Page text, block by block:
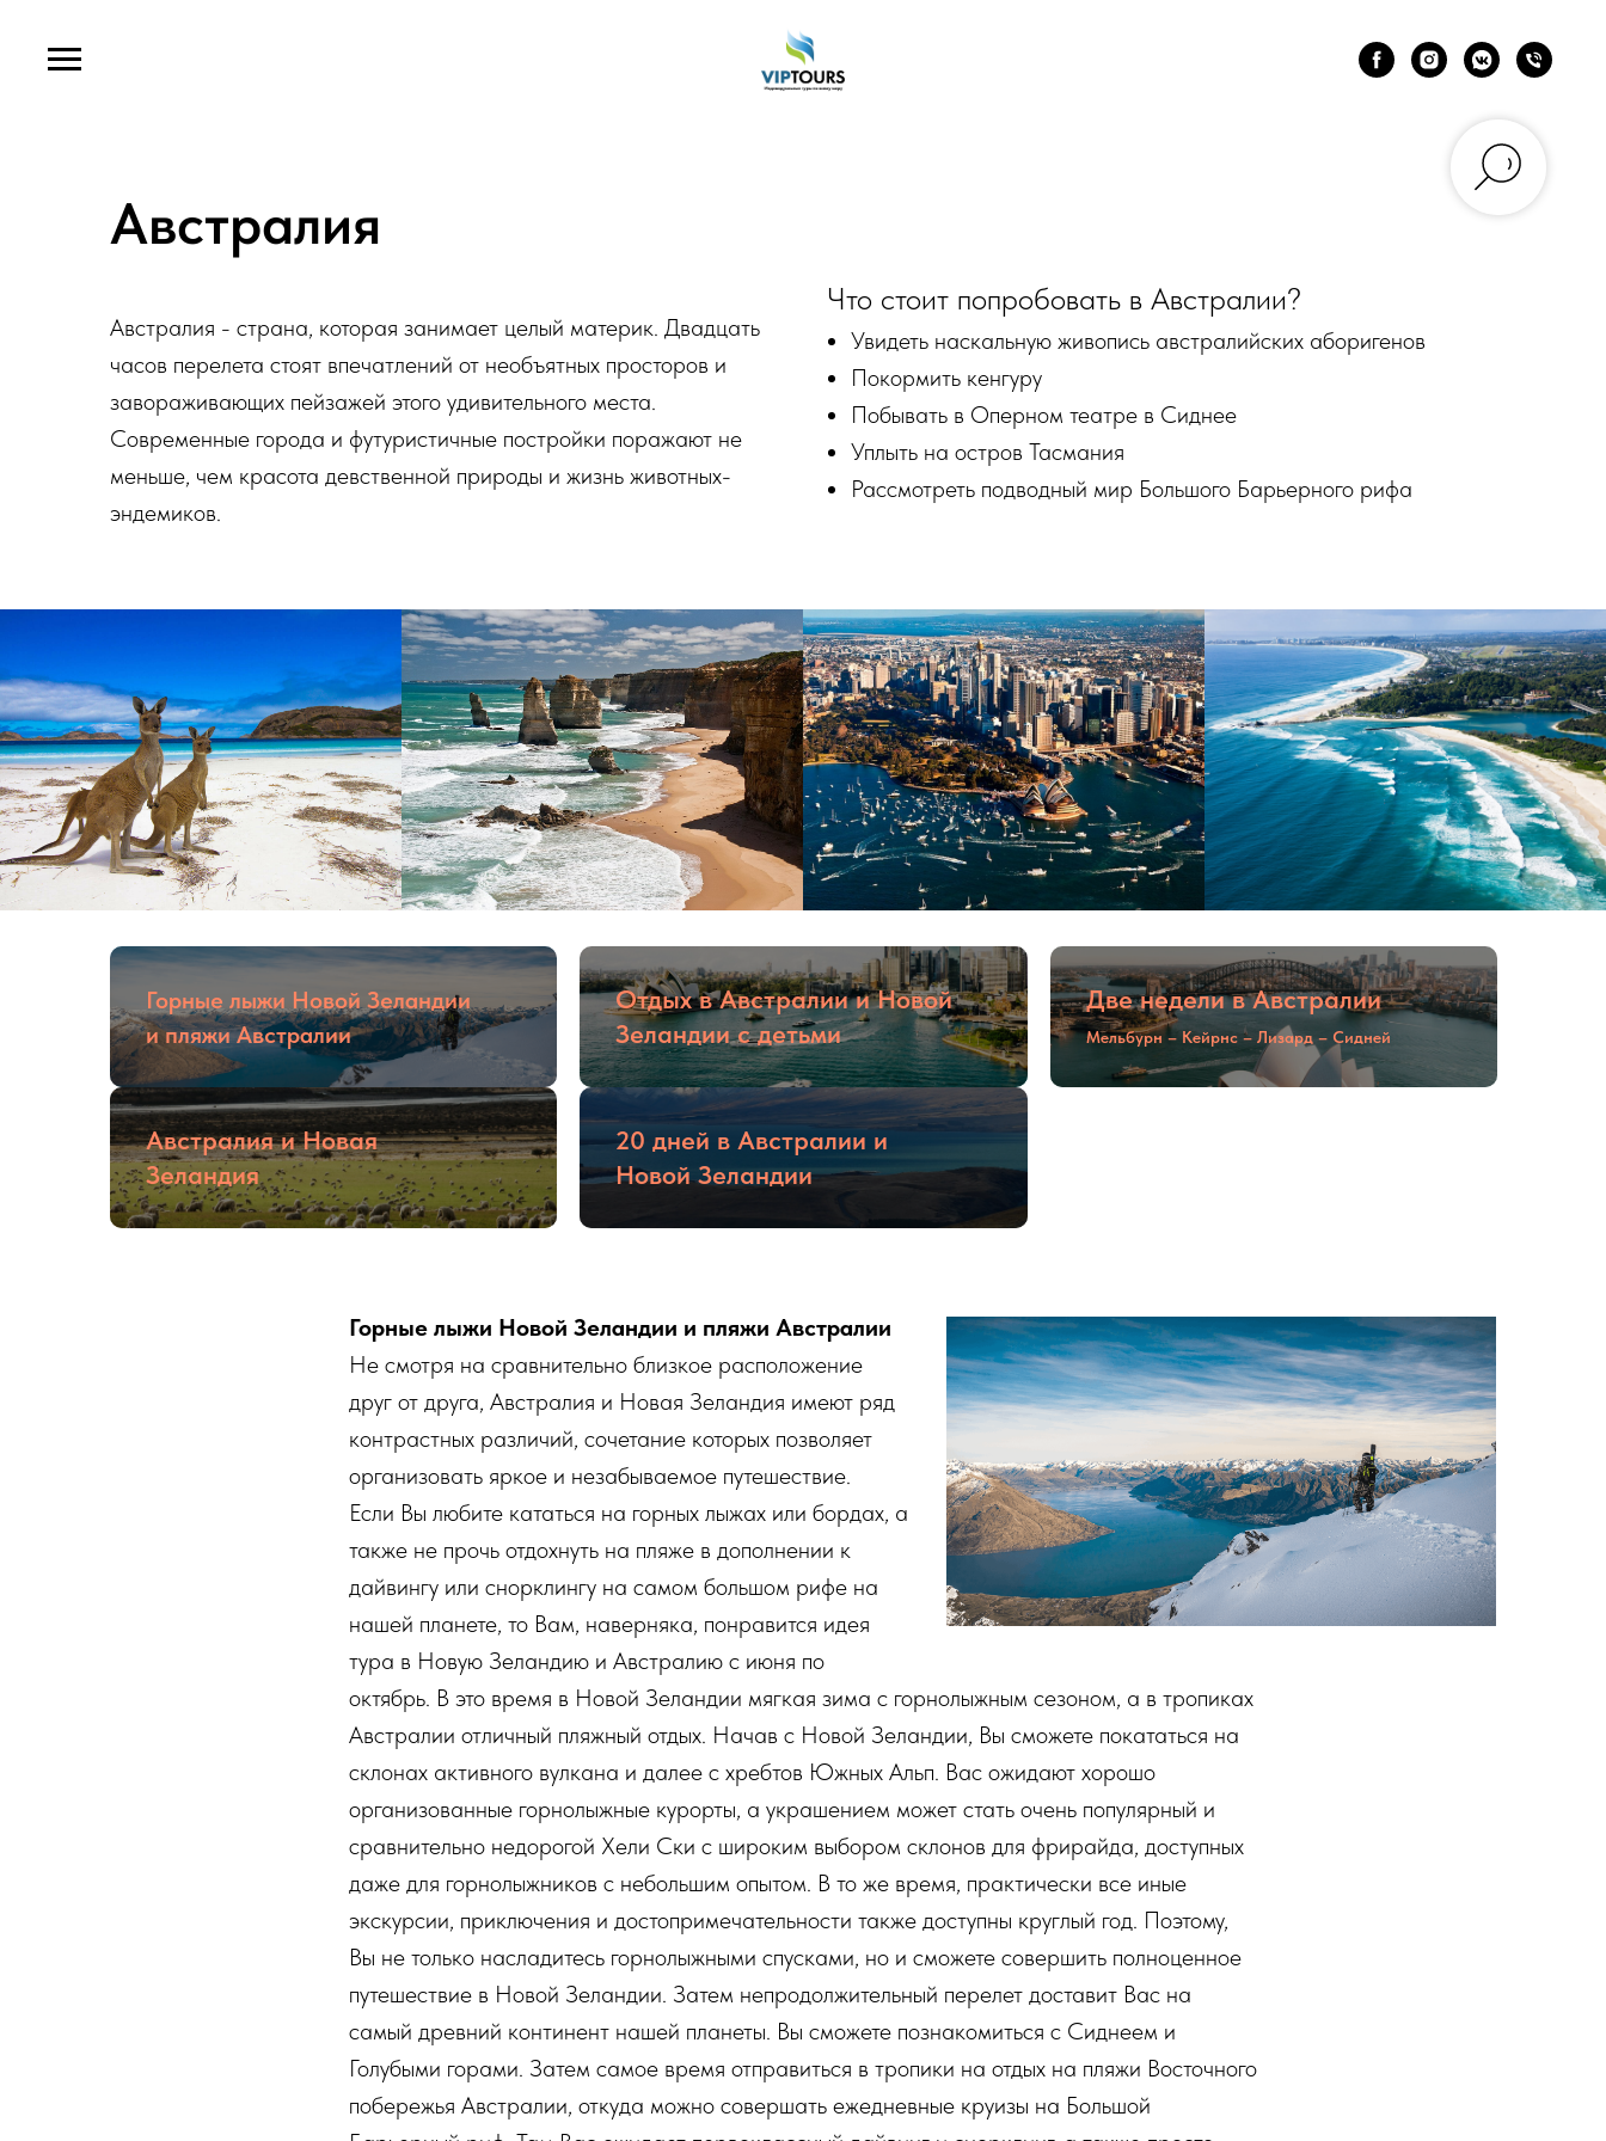
Австралия
Австралия - страна, которая занимает целый материк. Двадцать
часов перелета стоят впечатлений от необъятных просторов и
завораживающих пейзажей этого удивительного места.
Современные города и футуристичные постройки поражают не
меньше, чем красота девственной природы и жизнь животных-
эндемиков.
Что стоит попробовать в Австралии?
Увидеть наскальную живопись австралийских аборигенов
Покормить кенгуру
Побывать в Оперном театре в Сиднее
Уплыть на остров Тасмания
Рассмотреть подводный мир Большого Барьерного рифа
Горные лыжи Новой Зеландии
и пляжи Австралии
Отдых в Австралии и Новой
Зеландии с детьми
Две недели в Австралии
Мельбурн – Кейрнс – Лизард – Сидней
Австралия и Новая
Зеландия
20 дней в Австралии и
Новой Зеландии
Горные лыжи Новой Зеландии и пляжи Австралии
Не смотря на сравнительно близкое расположение
друг от друга, Австралия и Новая Зеландия имеют ряд
контрастных различий, сочетание которых позволяет
организовать яркое и незабываемое путешествие.
Если Вы любите кататься на горных лыжах или бордах, а
также не прочь отдохнуть на пляже в дополнении к
дайвингу или снорклингу на самом большом рифе на
нашей планете, то Вам, наверняка, понравится идея
тура в Новую Зеландию и Австралию с июня по
октябрь. В это время в Новой Зеландии мягкая зима с горнолыжным сезоном, а в тропиках
Австралии отличный пляжный отдых. Начав с Новой Зеландии, Вы сможете покататься на
склонах активного вулкана и далее с хребтов Южных Альп. Вас ожидают хорошо
организованные горнолыжные курорты, а украшением может стать очень популярный и
сравнительно недорогой Хели Ски с широким выбором склонов для фрирайда, доступных
даже для горнолыжников с небольшим опытом. В то же время, практически все иные
экскурсии, приключения и достопримечательности также доступны круглый год. Поэтому,
Вы не только насладитесь горнолыжными спусками, но и сможете совершить полноценное
путешествие в Новой Зеландии. Затем непродолжительный перелет доставит Вас на
самый древний континент нашей планеты. Вы сможете познакомиться с Сиднеем и
Голубыми горами. Затем самое время отправиться в тропики на отдых на пляжи Восточного
побережья Австралии, откуда можно совершать ежедневные круизы на Большой